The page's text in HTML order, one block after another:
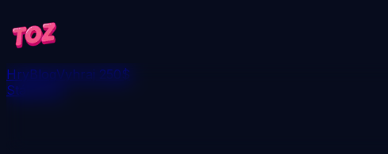
HryBlogVyhraj 250$
Stáhnout